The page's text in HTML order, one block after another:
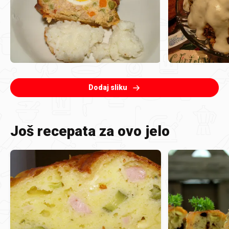
Dodaj sliku
Još recepata za ovo jelo